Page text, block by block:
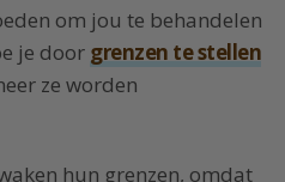
om jou te behandelen
je door grenzen te stellen
ze worden
hun grenzen, omdat